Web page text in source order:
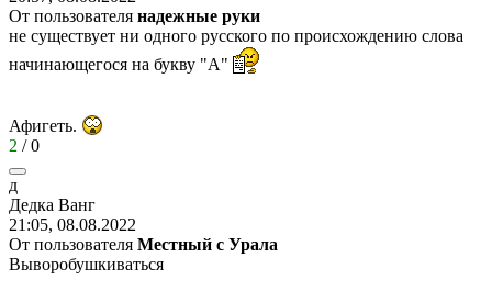
От пользователя надежные руки
не существует ни одного русского по происхождению слова
начинающегося на букву "А"
Афигеть.
2 /0
д
Дедка Ванг
21:05, 08.08.2022
От пользователя Местный с Урала
Выворобушкиваться